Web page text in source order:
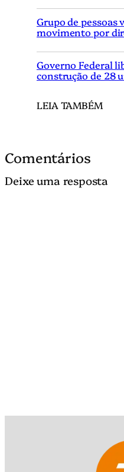
Grupo de pessoas
movimento por
Governo Federal
construção de 28
LEIA TAMBÉM
Comentários
Deixe uma resposta